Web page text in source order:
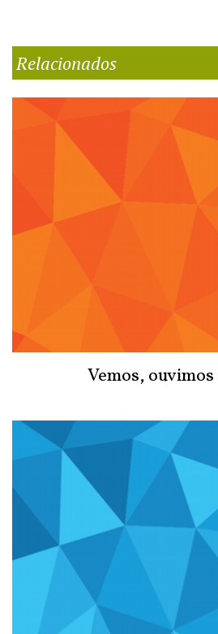
Relacionados
Vemos, ouvimos